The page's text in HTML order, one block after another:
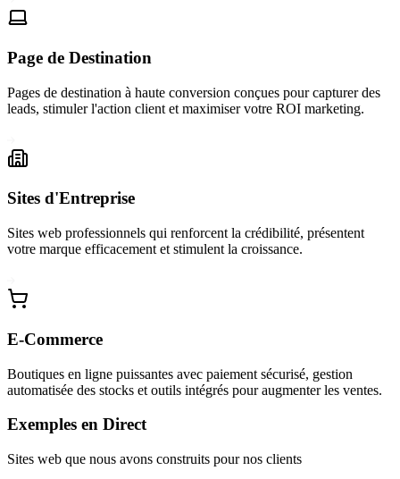
Page de Destination
Pages de destination à haute conversion conçues pour capturer des
leads, stimuler l'action client et maximiser votre ROI marketing.
Sites d'Entreprise
Sites web professionnels qui renforcent la crédibilité, présentent
votre marque efficacement et stimulent la croissance.
E-Commerce
Boutiques en ligne puissantes avec paiement sécurisé, gestion
automatisée des stocks et outils intégrés pour augmenter les ventes.
Exemples en Direct
Sites web que nous avons construits pour nos clients